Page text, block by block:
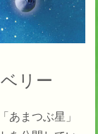
リー
まつぶ星」